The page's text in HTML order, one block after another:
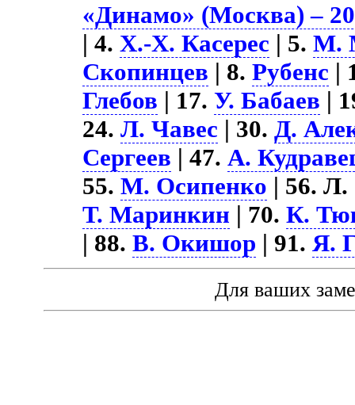
«Динамо» (Москва) –
| 4.Х.-Х. Касерес | 5.М.
Скопинцев | 8.Рубенс |
Глебов | 17.У. Бабаев |
24.Л. Чавес | 30.Д.
Сергеев | 47.А.
55.М. Осипенко | 56. Л.
Т. Маринкин | 70.К.
| 88.В. Окишор | 91.Я.
Для ваших